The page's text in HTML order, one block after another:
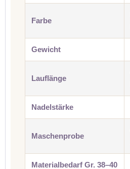
Farbe
Gewicht
Lauflänge
Nadelstärke
Maschenprobe
Materialbedarf Gr. 38–40